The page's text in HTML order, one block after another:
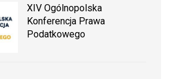
XIV Ogólnopolska
Konferencja Prawa
Podatkowego